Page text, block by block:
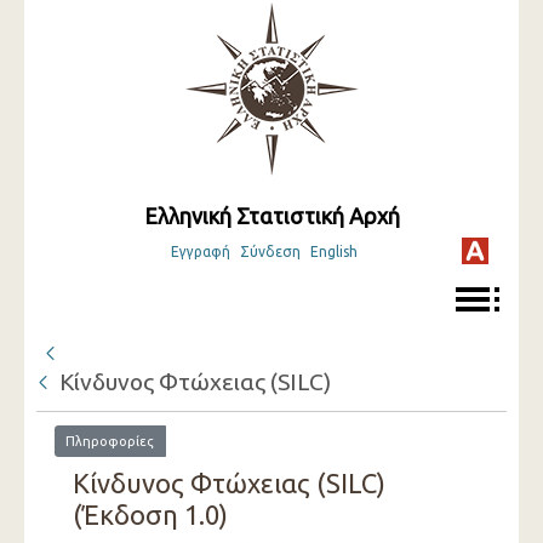
Ελληνική Στατιστική Αρχή
Εγγραφή Σύνδεση English
Κίνδυνος Φτώχειας (SILC)
Πληροφορίες
Κίνδυνος Φτώχειας (SILC)
(Έκδοση 1.0)